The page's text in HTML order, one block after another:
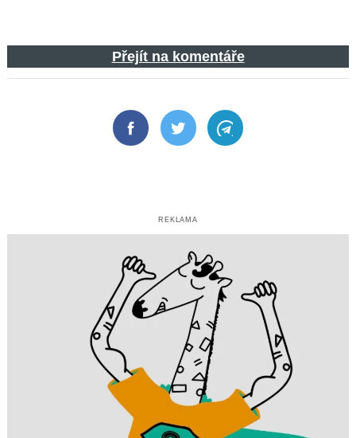
Přejít na komentáře
FacebookTwitter Telegram
REKLAMA